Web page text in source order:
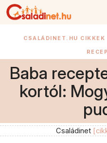
CSALÁDINET.HU CIKKEK
Baba
kortól:
Családinet